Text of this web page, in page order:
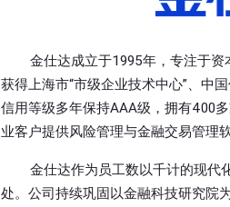
金仕达成立于1995年，专注于
获得上海市“市级企业技术中心”、中
信用等级多年保持AAA级，拥有400
业客户提供风险管理与金融交易管理软
金仕达作为员工数以千计的现代
处。公司持续巩固以金融科技研究院